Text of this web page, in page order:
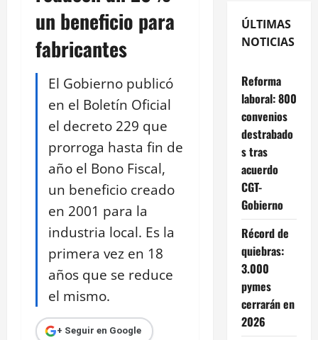
un beneficio para
fabricantes
El Gobierno publicó
en el Boletín Oficial
el decreto 229 que
prorroga hasta fin de
año el Bono Fiscal,
un beneficio creado
en 2001 para la
industria local. Es la
primera vez en 18
años que se reduce
el mismo.
+ Seguir en Google
ÚLTIMAS
NOTICIAS
Reforma
laboral: 800
convenios
destrabado
s tras
acuerdo
CGT-
Gobierno
Récord de
quiebras:
3.000
pymes
cerrarán en
2026